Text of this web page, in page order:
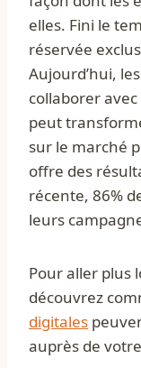
elles. Fini le
réservée
Aujourd’hui,
collaborer avec
peut
sur le marché
offre des
récente, 86%
leurs
Pour aller plus
découvrez
digitales
auprès de